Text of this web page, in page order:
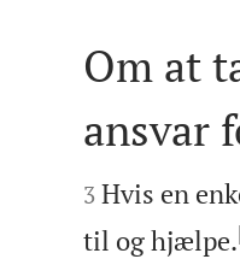

Om at
ansvar

3 Hvis en
til og hjælpe.